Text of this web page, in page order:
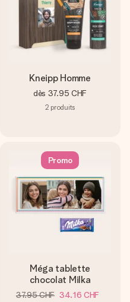
Kneipp Homme
dès 37.95 CHF
2 produits
Promo
Méga tablette
chocolat Milka
37.95 CHF 34.16 CHF